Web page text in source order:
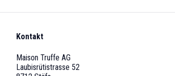
Kontakt
Maison Truffe AG
Laubisrütistrasse 52